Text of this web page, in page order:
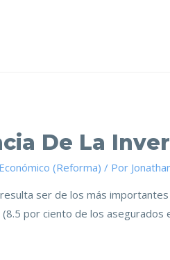
De La
(Reforma) / Por
ser de los más
por ciento de los asegurados